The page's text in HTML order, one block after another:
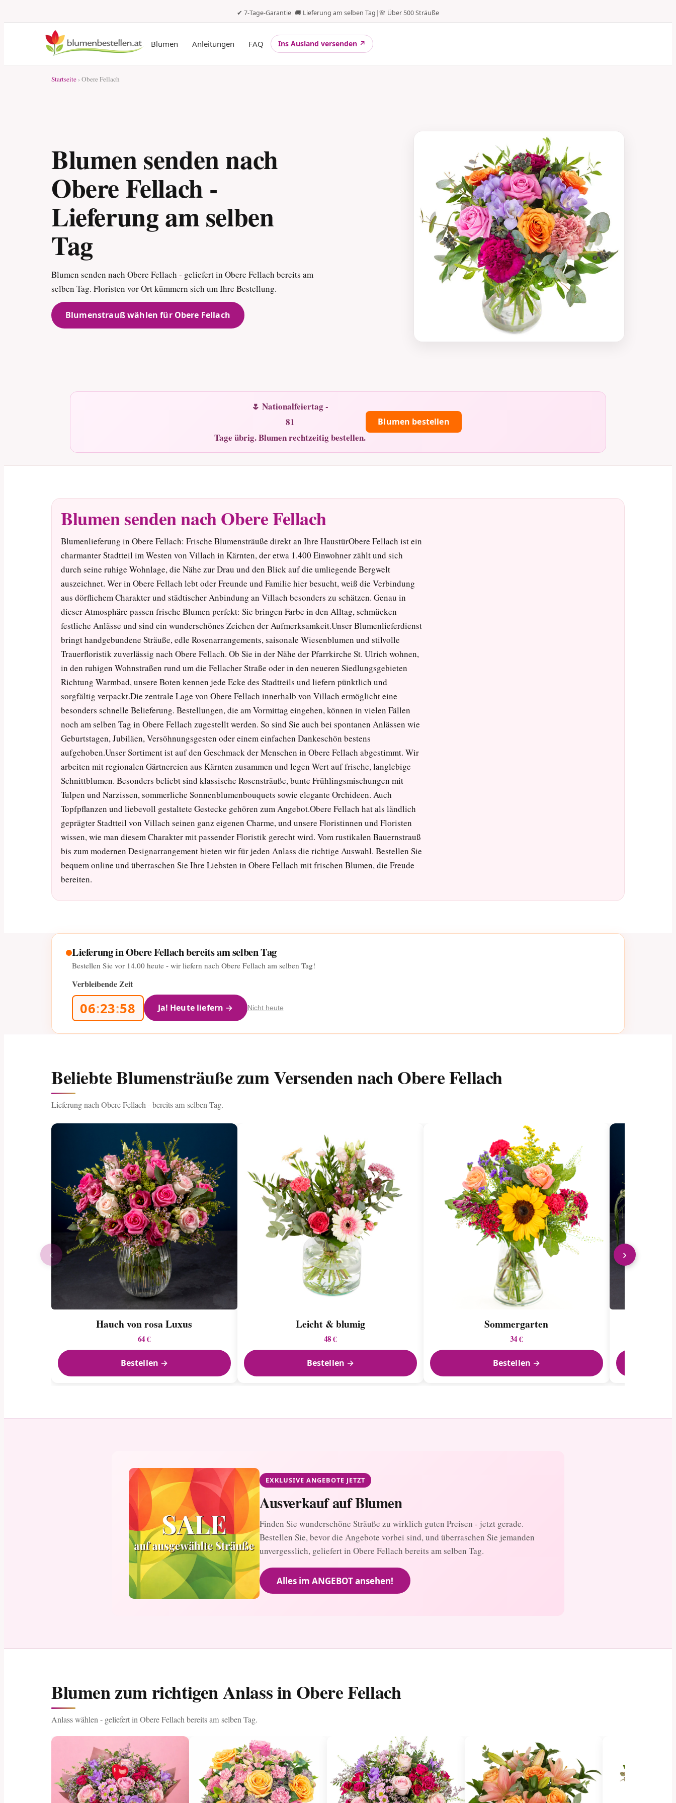
✔ 7-Tage-Garantie|🚚 Lieferung am selben Tag |🌸 Über 500 Sträuße
Blumen Anleitungen FAQ Ins Ausland versenden ↗
Startseite › Obere Fellach
Blumen senden nach
Obere Fellach -
Lieferung am selben
Tag
Blumen senden nach Obere Fellach - geliefert in Obere Fellach bereits am
selben Tag. Floristen vor Ort kümmern sich um Ihre Bestellung.
Blumenstrauß wählen für Obere Fellach
🌷 Nationalfeiertag -
81
Tage übrig. Blumen rechtzeitig bestellen.
Blumen bestellen
Blumen senden nach Obere Fellach
Blumenlieferung in Obere Fellach: Frische Blumensträuße direkt an Ihre HaustürObere Fellach ist ein
charmanter Stadtteil im Westen von Villach in Kärnten, der etwa 1.400 Einwohner zählt und sich
durch seine ruhige Wohnlage, die Nähe zur Drau und den Blick auf die umliegende Bergwelt
auszeichnet. Wer in Obere Fellach lebt oder Freunde und Familie hier besucht, weiß die Verbindung
aus dörflichem Charakter und städtischer Anbindung an Villach besonders zu schätzen. Genau in
dieser Atmosphäre passen frische Blumen perfekt: Sie bringen Farbe in den Alltag, schmücken
festliche Anlässe und sind ein wunderschönes Zeichen der Aufmerksamkeit.Unser Blumenlieferdienst
bringt handgebundene Sträuße, edle Rosenarrangements, saisonale Wiesenblumen und stilvolle
Trauerfloristik zuverlässig nach Obere Fellach. Ob Sie in der Nähe der Pfarrkirche St. Ulrich wohnen,
in den ruhigen Wohnstraßen rund um die Fellacher Straße oder in den neueren Siedlungsgebieten
Richtung Warmbad, unsere Boten kennen jede Ecke des Stadtteils und liefern pünktlich und
sorgfältig verpackt.Die zentrale Lage von Obere Fellach innerhalb von Villach ermöglicht eine
besonders schnelle Belieferung. Bestellungen, die am Vormittag eingehen, können in vielen Fällen
noch am selben Tag in Obere Fellach zugestellt werden. So sind Sie auch bei spontanen Anlässen wie
Geburtstagen, Jubiläen, Versöhnungsgesten oder einem einfachen Dankeschön bestens
aufgehoben.Unser Sortiment ist auf den Geschmack der Menschen in Obere Fellach abgestimmt. Wir
arbeiten mit regionalen Gärtnereien aus Kärnten zusammen und legen Wert auf frische, langlebige
Schnittblumen. Besonders beliebt sind klassische Rosensträuße, bunte Frühlingsmischungen mit
Tulpen und Narzissen, sommerliche Sonnenblumenbouquets sowie elegante Orchideen. Auch
Topfpflanzen und liebevoll gestaltete Gestecke gehören zum Angebot.Obere Fellach hat als ländlich
geprägter Stadtteil von Villach seinen ganz eigenen Charme, und unsere Floristinnen und Floristen
wissen, wie man diesem Charakter mit passender Floristik gerecht wird. Vom rustikalen Bauernstrauß
bis zum modernen Designarrangement bieten wir für jeden Anlass die richtige Auswahl. Bestellen Sie
bequem online und überraschen Sie Ihre Liebsten in Obere Fellach mit frischen Blumen, die Freude
bereiten.
Lieferung in Obere Fellach bereits am selben Tag
Bestellen Sie vor 14.00 heute - wir liefern nach Obere Fellach am selben Tag!
Verbleibende Zeit
06:23:57 Ja! Heute liefern → Nicht heute
Beliebte Blumensträuße zum Versenden nach Obere Fellach
Lieferung nach Obere Fellach - bereits am selben Tag.
Hauch von rosa Luxus
64 €
Bestellen →
Leicht & blumig
48 €
Bestellen →
Sommergarten
34 €
Bestellen →
‹ ›
EXKLUSIVE ANGEBOTE JETZT
Ausverkauf auf Blumen
Finden Sie wunderschöne Sträuße zu wirklich guten Preisen - jetzt gerade.
Bestellen Sie, bevor die Angebote vorbei sind, und überraschen Sie jemanden
unvergesslich, geliefert in Obere Fellach bereits am selben Tag.
Alles im ANGEBOT ansehen!
Blumen zum richtigen Anlass in Obere Fellach
Anlass wählen - geliefert in Obere Fellach bereits am selben Tag.